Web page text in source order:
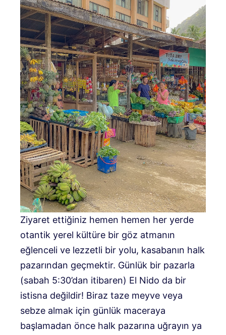
Ziyaret ettiğiniz hemen hemen her yerde
otantik yerel kültüre bir göz atmanın
eğlenceli ve lezzetli bir yolu, kasabanın halk
pazarından geçmektir. Günlük bir pazarla
(sabah 5:30’dan itibaren) El Nido da bir
istisna değildir! Biraz taze meyve veya
sebze almak için günlük maceraya
başlamadan önce halk pazarına uğrayın ya